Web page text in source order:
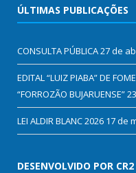
ÚLTIMAS PUBLICAÇÕES
CONSULTA PÚBLICA27 de
EDITAL “LUIZ PIABA” DE
“FORROZÃO BUJARUENSE”
LEI ALDIR BLANC 2026 17 de
DESENVOLVIDO POR CR2